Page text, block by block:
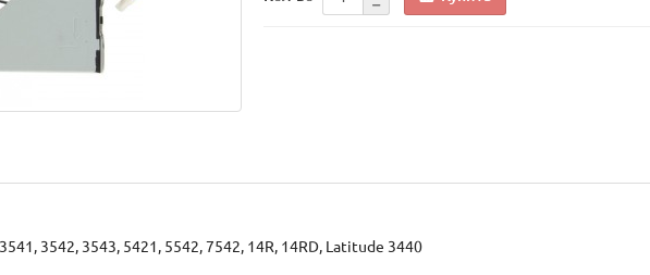
3542, 3543, 5421, 5542, 7542, 14R, 14RD, Latitude 3440